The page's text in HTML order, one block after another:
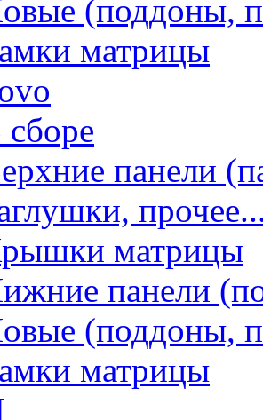
(поддоны,
матрицы
панели
матрицы
панели
(поддоны,
матрицы